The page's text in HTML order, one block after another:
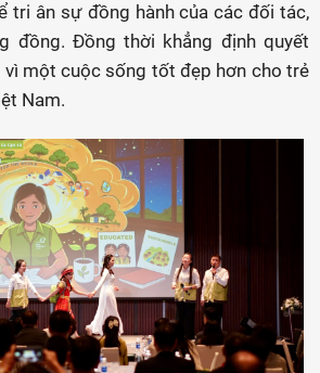
tri ân sự đồng hành của các đối tác,
đồng. Đồng thời khẳng định quyết
một cuộc sống tốt đẹp hơn cho trẻ
Nam.